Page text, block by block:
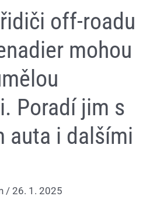
off-roadu
mohou
Poradí jim s
auta i dalšími
/26. 1. 2025